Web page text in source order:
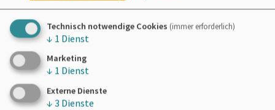
Technisch notwendige Cookies (immer erforderlich)
↓ 1 Dienst
Marketing
↓ 1 Dienst
Externe Dienste
↓ 3 Dienste